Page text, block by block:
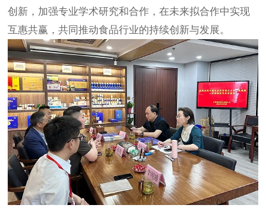
创新，加强专业学术研究和合作，在未来拟合作中实现
互惠共赢，共同推动食品行业的持续创新与发展。